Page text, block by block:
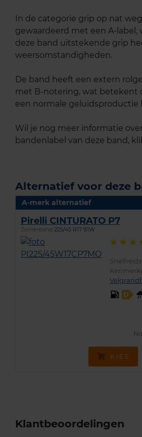
In de categorie grip op nat
gewaardeerd met een A-
deze band uitstekende grip
weersomstandigheden.
De band heeft een extern
met B-notering, wat betekent
een normale geluidsproductie
Wil je nog meer informatie
bandenlabel van deze band,
Alternatief voor deze
A-merk alternatief
Pirelli CINTURATO P7
Zomerband 225/45 R17 91W
D
KIES
Klantbeoordelingen